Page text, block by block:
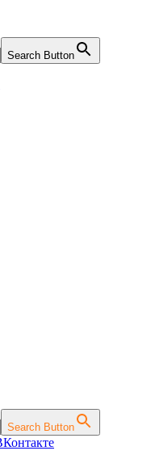
Search Button
Search Button